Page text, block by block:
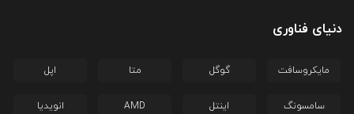
دنیای فناوری
مایکروسافت گوگل متا اپل
سامسونگ اینتل AMD انویدیا